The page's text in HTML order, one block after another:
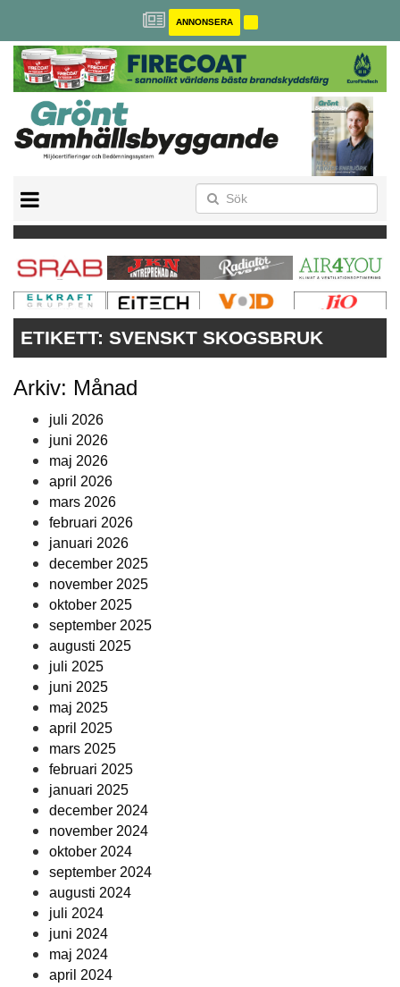
ANNONSERA
MILJÖBYGGNAD
NOLLCO2
CITYLAB
GREENBUILDING
ANNONSERA
ETIKETT: SVENSKT SKOGSBRUK
Arkiv: Månad
juli 2026
juni 2026
maj 2026
april 2026
mars 2026
februari 2026
januari 2026
december 2025
november 2025
oktober 2025
september 2025
augusti 2025
juli 2025
juni 2025
maj 2025
april 2025
mars 2025
februari 2025
januari 2025
december 2024
november 2024
oktober 2024
september 2024
augusti 2024
juli 2024
juni 2024
maj 2024
april 2024